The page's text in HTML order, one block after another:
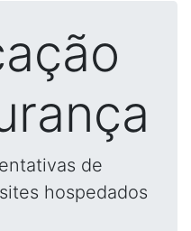
de
hospedados